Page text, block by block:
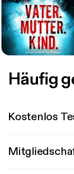
Häufig
Kostenlos